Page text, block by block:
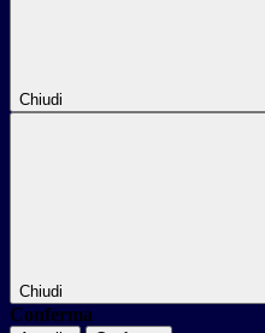
Chiudi
Chiudi
Conferma